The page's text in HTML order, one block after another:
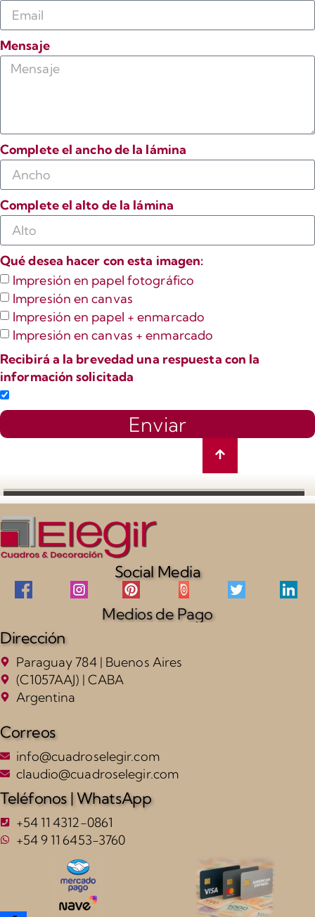
Mensaje
Complete el ancho de la lámina
Complete el alto de la lámina
Qué desea hacer con esta imagen:
Impresión en papel fotográfico
Impresión en canvas
Impresión en papel + enmarcado
Impresión en canvas + enmarcado
Recibirá a la brevedad una respuesta con la
información solicitada
Enviar
Social Media
Medios de Pago
Dirección
Paraguay 784 | Buenos Aires
(C1057AAJ) | CABA
Argentina
Correos
info@cuadroselegir.com
claudio@cuadroselegir.com
Teléfonos | WhatsApp
+54 11 4312-0861
+54 9 11 6453-3760